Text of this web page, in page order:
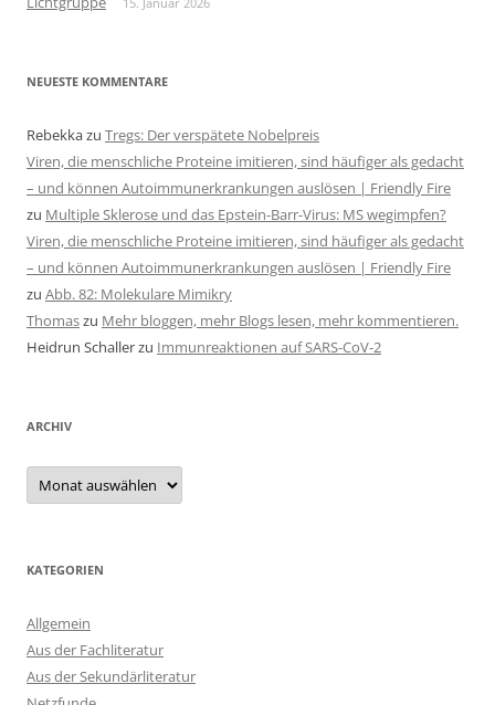
NEUESTE KOMMENTARE
Rebekkazu Tregs: Der verspätete Nobelpreis
Viren, die menschliche Proteine imitieren, sind häufiger als gedacht
– und können Autoimmunerkrankungen auslösen | Friendly Fire
zu Multiple Sklerose und das Epstein-Barr-Virus: MS wegimpfen?
Viren, die menschliche Proteine imitieren, sind häufiger als gedacht
– und können Autoimmunerkrankungen auslösen | Friendly Fire
zu Abb. 82: Molekulare Mimikry
Thomaszu Mehr bloggen, mehr Blogs lesen, mehr kommentieren.
Heidrun Schallerzu Immunreaktionen auf SARS-CoV-2
ARCHIV
Archiv
KATEGORIEN
Allgemein
Aus der Fachliteratur
Aus der Sekundärliteratur